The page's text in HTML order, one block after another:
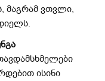
მაგრამ ვთვლი,
ისინი